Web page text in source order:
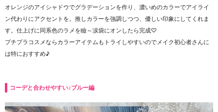
オレンジのアイシャドウでグラデーションを作り、濃いめのカラーでアイライ
ン代わりにアクセントを。 推しカラーを強調しつつ、優しい印象にしてくれま
す。 仕上げに同系色のラメを瞼～涙袋にオンしたら完成♡
プチプラコスメならカラーアイテムもトライしやすいのでメイク初心者さんに
は特におすすめ♪
コーデと合わせやすい♪ブルー編